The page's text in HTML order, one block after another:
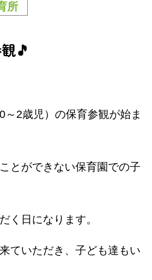
所
🎵
2歳児）の保育参観が始ま
とができない保育園での子
く日になります。
ていただき、子ども達もい